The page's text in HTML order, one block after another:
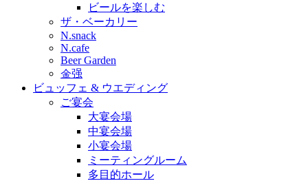
ビールを楽しむ
ザ・ベーカリー
N.snack
N.cafe
Beer Garden
金强
ビュッフェ & ウエディング
ご宴会
大宴会場
中宴会場
小宴会場
ミーティングルーム
多目的ホール